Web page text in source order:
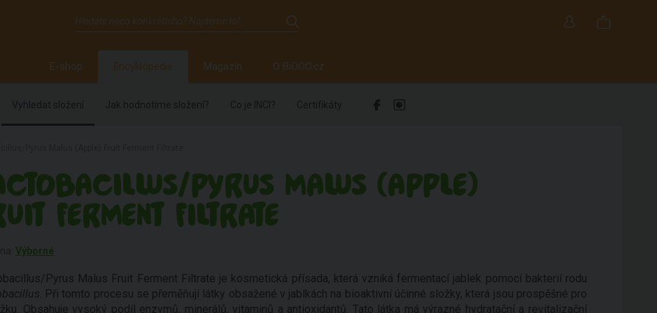
E-shop Encyklopedie Magazín O BiOOO.cz
Vyhledat složení Jak hodnotíme složení? Co je INCI? Certifikáty
PYRUS MALUS (APPLE)
FERMENT FILTRATE
Výborné
Pyrus Malus Fruit Ferment Filtrate je kosmetická přísada, která vzniká fermentací jablek pomocí bakterií rodu
. Při tomto procesu se přeměňují látky obsažené v jablkách na bioaktivní účinné složky, která jsou prospěšné pro
Obsahuje vysoký podíl enzymů, minerálů, vitaminů a antioxidantů. Tato látka má výrazné hydratační a revitalizační